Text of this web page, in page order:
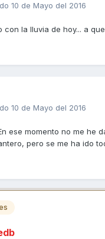
10 de Mayo del 2016
con la lluvia de hoy... a
10 de Mayo del 2016
ese momento no me he
pero se me ha ido